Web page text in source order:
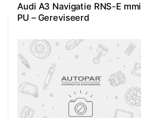
Audi A3 Navigatie RNS-E mmi
PU – Gereviseerd